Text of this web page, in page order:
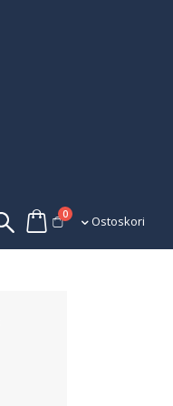
Ostoskori
0tuotettaOstoskori